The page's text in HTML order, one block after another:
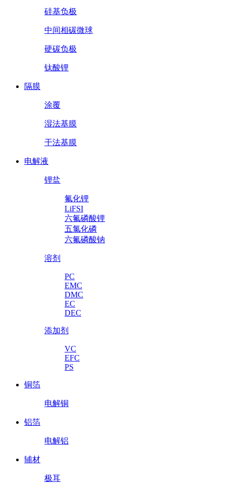
硅基负极
中间相碳微球
硬碳负极
钛酸锂
隔膜
涂覆
湿法基膜
干法基膜
电解液
锂盐
氟化锂
LiFSI
六氟磷酸锂
五氯化磷
六氟磷酸钠
溶剂
PC
EMC
DMC
EC
DEC
添加剂
VC
EFC
PS
铜箔
电解铜
铝箔
电解铝
辅材
极耳